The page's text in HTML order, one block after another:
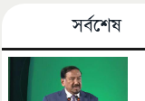
সর্বশেষ